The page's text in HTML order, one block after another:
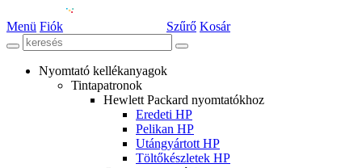
Menü Fiók Szűrő Kosár
Nyomtató kellékanyagok
Tintapatronok
Hewlett Packard nyomtatókhoz
Eredeti HP
Pelikan HP
Utángyártott HP
Töltőkészletek HP